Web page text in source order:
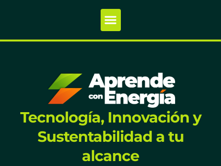
Tecnología, Innovación y
Sustentabilidad a tu
alcance